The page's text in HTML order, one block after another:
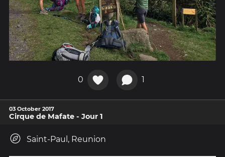
0 1
03 October 2017
Cirque de Mafate - Jour 1
Saint-Paul, Reunion